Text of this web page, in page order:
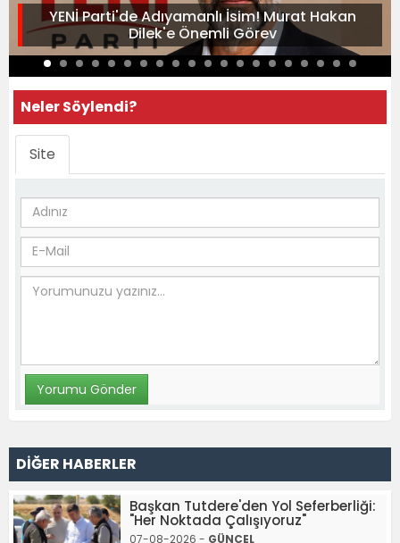
YENİ Parti'de Adıyamanlı İsim! Murat Hakan
Dilek'e Önemli Görev
Neler Söylendi?
Site
DİĞER HABERLER
Başkan Tutdere'den Yol Seferberliği:
"Her Noktada Çalışıyoruz"
07-08-2026 - GÜNCEL